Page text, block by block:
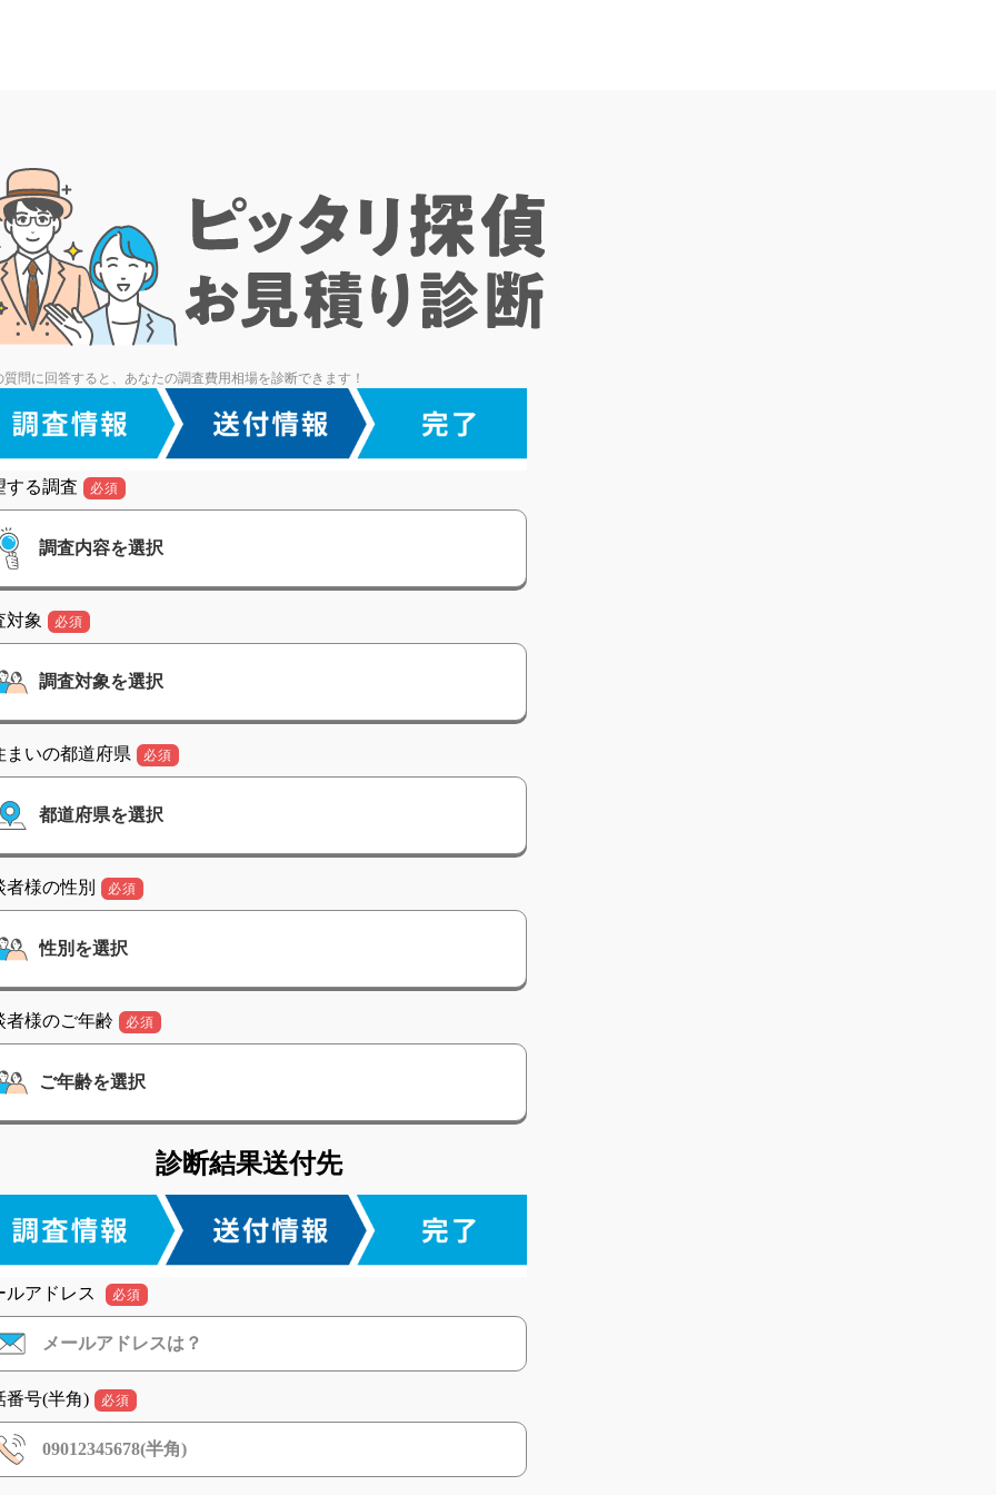
質問に回答すると、あなたの調査費用相場を診断できます！
する調査 必須
対象 必須
まいの都道府県 必須
者様の性別 必須
者様のご年齢 必須
診断結果送付先
ルアドレス 必須
番号(半角) 必須